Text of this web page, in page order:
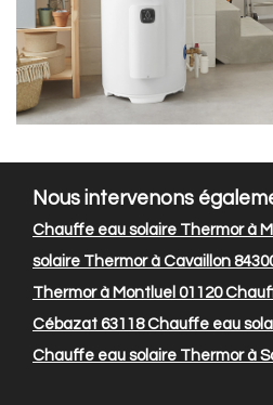
Nous intervenons
Chauffe eau solaire Thermor à
solaire Thermor à Cavaillon
Thermor à Montluel 01120
Cébazat 63118Chauffe eau
Chauffe eau solaire Thermor à